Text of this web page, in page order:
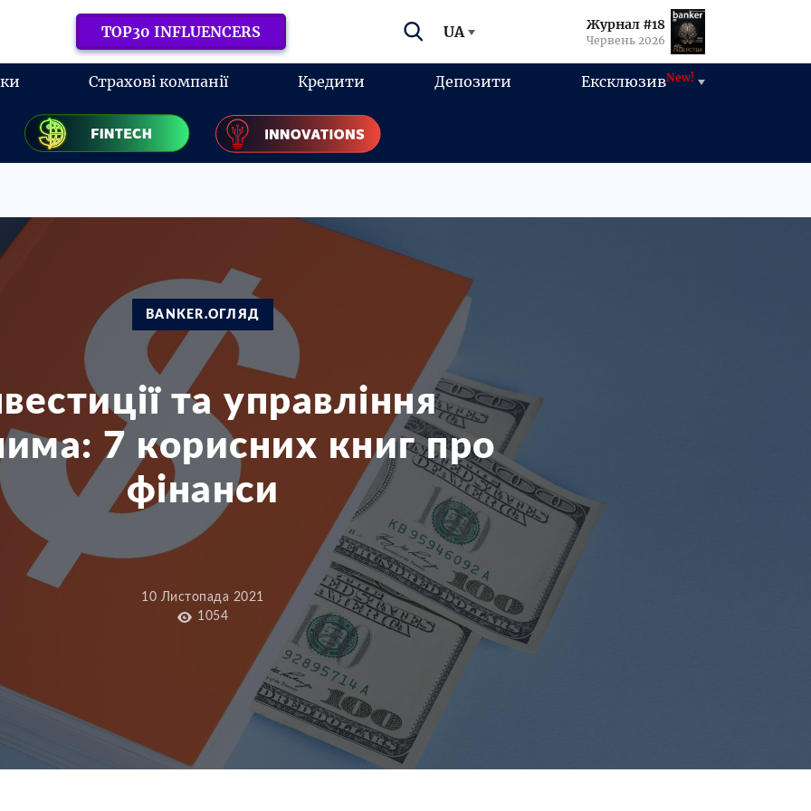
TOP30 INFLUENCERS UA Журнал #18
Червень 2026
Страхові компанії Кредити Депозити ЕксклюзивNew!
BANKER.ОГЛЯД
та управління
7 корисних книг про
фінанси
10 Листопада 2021
1054